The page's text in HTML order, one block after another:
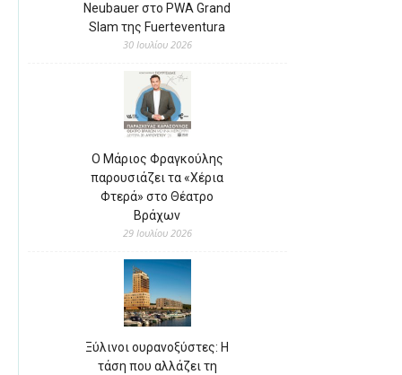
Neubauer στο PWA Grand
Slam της Fuerteventura
30 Ιουλίου 2026
Ο Μάριος Φραγκούλης
παρουσιάζει τα «Χέρια
Φτερά» στο Θέατρο
Βράχων
29 Ιουλίου 2026
Ξύλινοι ουρανοξύστες: Η
τάση που αλλάζει τη